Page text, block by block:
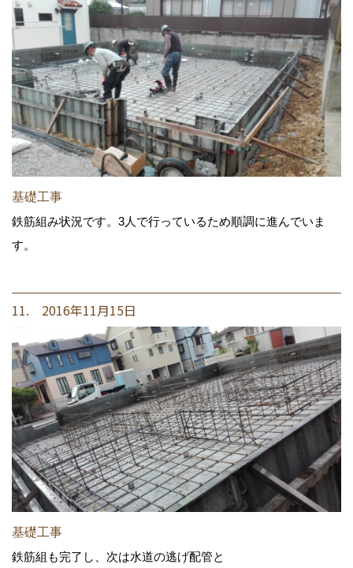
基礎工事
鉄筋組み状況です。3人で行っているため順調に進んでいま
す。
11. 2016年11月15日
基礎工事
鉄筋組も完了し、次は水道の逃げ配管と